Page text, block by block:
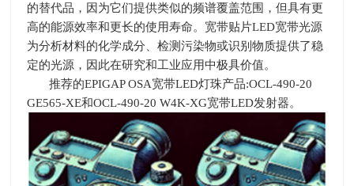
的替代品，因为它们提供类似的频谱覆盖范围，但具有更
高的能源效率和更长的使用寿命。宽带贴片LED宽带光源
为分析材料的化学成分、检测污染物或识别物质提供了稳
定的光源，因此在研究和工业应用中极具价值。
推荐的EPIGAP OSA宽带LED灯珠产品:OCL-490-20
GE565-XE和OCL-490-20 W4K-XG宽带LED发射器。